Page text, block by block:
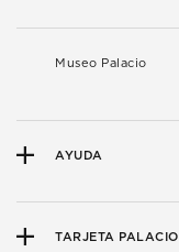
Museo Palacio
AYUDA
TARJETA PALACIO